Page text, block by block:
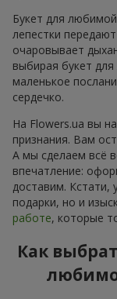
Букет для
лепестки
очаровывает
выбирая букет
маленькое
сердечко.
На Flowers.ua вы
признания. Вам
А мы сделаем всё
впечатление:
доставим. Кстати,
подарки, но и
работе, которые
Как